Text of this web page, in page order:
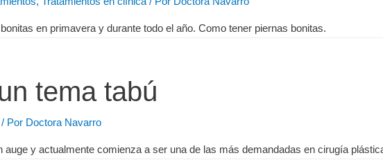
en primavera y durante todo el año. Como tener piernas bonitas.
tema tabú
/ Por Doctora Navarro
y actualmente comienza a ser una de las más demandadas en cirugía